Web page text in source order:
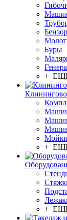
Буры
+
Мойки
+
+